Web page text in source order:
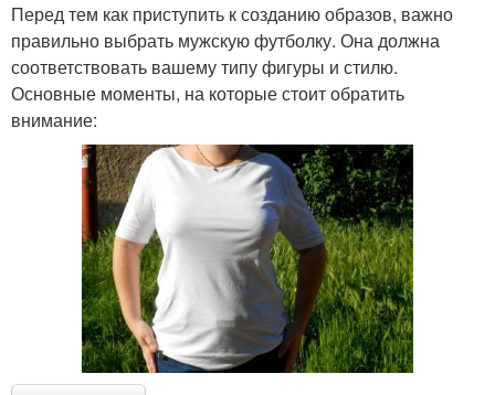
Перед тем как приступить к созданию образов, важно
правильно выбрать мужскую футболку. Она должна
соответствовать вашему типу фигуры и стилю.
Основные моменты, на которые стоит обратить
внимание: